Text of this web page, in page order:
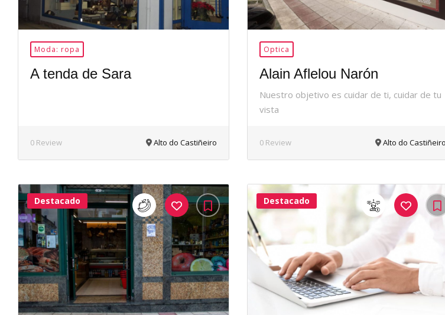
Moda: ropa
A tenda de Sara
0 Review Alto do Castiñeiro
Optica
Alain Aflelou Narón
Nuestro objetivo es cuidar de ti, cuidar de tu
vista
0 Review Alto do Castiñeiro
36Me
Gusta
Destacado
35Me
Gusta
Destacado